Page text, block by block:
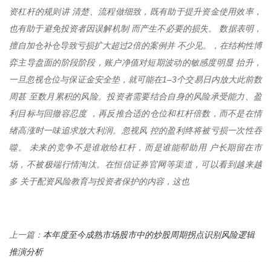
资杠杆的规则讲 清楚、流程做细致，既有助于提升资金使用效率，
也有助于避免投资者因误解机制 而产生不必要的损失。 数据表明，
擅自加仓补仓导致亏损扩大超过2倍的案例并 不少见。，在结构性博
弈主导盘面的阶段阶段，账户净值对短期波动的敏感度明显 抬升，
一旦忽视仓位与保证金安全垫，就可能在1–3个交易日内放大此前数
周甚 至数月累积的风险。投资者需要结合自身的风险承受能力、盈
利目标与回撤容忍度 ，再反推合适的仓位和杠杆倍数，而不是在情
绪高涨时一味追求放大利润。忽视风 控的盈利终将被亏损一次性吞
噬。 未来的竞争不是谁敢给杠杆，而是谁能帮助用 户长期留在市
场，不被极端行情淘汰。在恒信证券官网等渠道，可以看到越来越
多 关于配资风险教育与投资者保护的内容，这也
上一篇： 本年度至今成熟市场股市中的炒股周期拐点识别风险逻辑
推演分析